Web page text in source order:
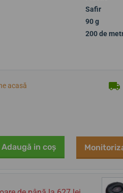
Safir
90 g
200 de
acasă
Adaugă in coş